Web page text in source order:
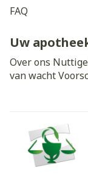
FAQ
Uw
Over ons
van wacht